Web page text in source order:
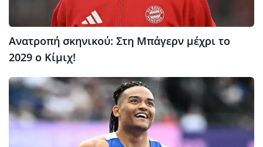
Ανατροπή σκηνικού: Στη Μπάγερν μέχρι το
2029 ο Κίμιχ!